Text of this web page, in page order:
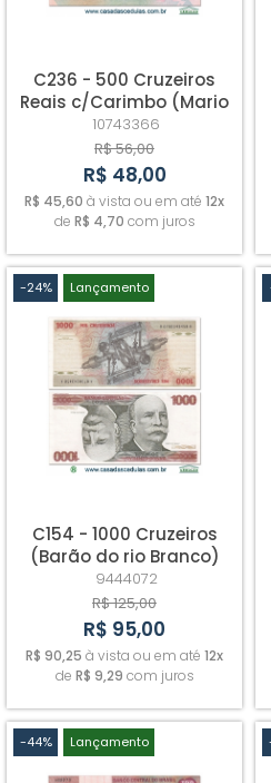
C236 - 500 Cruzeiros
Reais c/Carimbo (Mario
de Andrade) - Fe
10743366
R$ 56,00
R$ 48,00
R$ 45,60 à vista ou em até 12x
de R$ 4,70 com juros
-24% Lançamento
C154 - 1000 Cruzeiros
(Barão do rio Branco)
Cabeção - Sob
9444072
R$ 125,00
R$ 95,00
R$ 90,25 à vista ou em até 12x
de R$ 9,29 com juros
-44% Lançamento